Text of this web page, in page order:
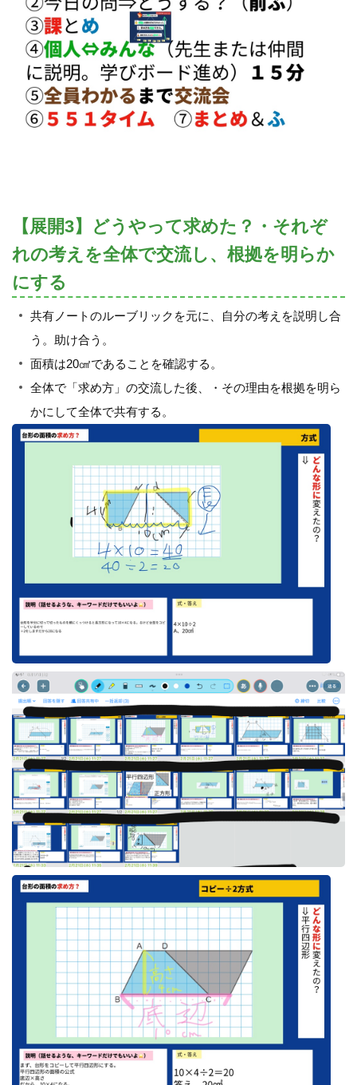
【展開3】どうやって求めた？・それぞ
れの考えを全体で交流し、根拠を明らか
にする
共有ノートのルーブリックを元に、自分の考えを説明し合
う。助け合う。
面積は20㎠であることを確認する。
全体で「求め方」の交流した後、・その理由を根拠を明ら
かにして全体で共有する。